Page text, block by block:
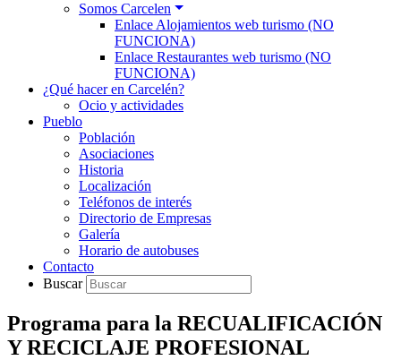
Somos Carcelen
Enlace Alojamientos web turismo (NO
FUNCIONA)
Enlace Restaurantes web turismo (NO
FUNCIONA)
¿Qué hacer en Carcelén?
Ocio y actividades
Pueblo
Población
Asociaciones
Historia
Localización
Teléfonos de interés
Directorio de Empresas
Galería
Horario de autobuses
Contacto
Buscar
Programa para la RECUALIFICACIÓN
Y RECICLAJE PROFESIONAL